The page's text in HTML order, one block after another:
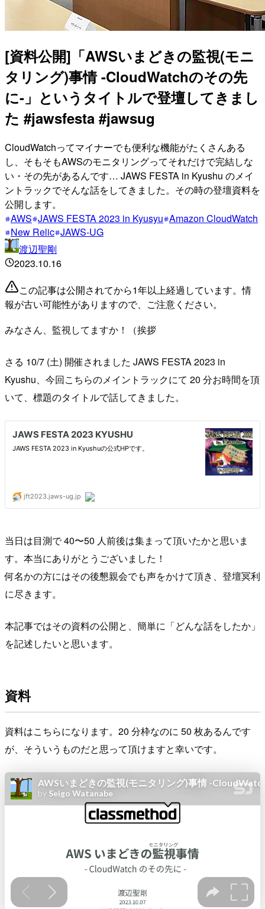
[資料公開]「AWSいまどきの監視(モニ
タリング)事情 -CloudWatchのその先
に-」というタイトルで登壇してきまし
た #jawsfesta #jawsug
CloudWatchってマイナーでも便利な機能がたくさんある
し、そもそもAWSのモニタリングってそれだけで完結しな
い・その先があるんです… JAWS FESTA in Kyushu のメイ
ントラックでそんな話をしてきました。その時の登壇資料を
公開します。
AWS JAWS FESTA 2023 in Kyusyu Amazon CloudWatch
New Relic JAWS-UG
渡辺聖剛
2023.10.16
この記事は公開されてから1年以上経過しています。情
報が古い可能性がありますので、ご注意ください。
みなさん、監視してますか！（挨拶
さる 10/7 (土) 開催されました JAWS FESTA 2023 in
Kyushu、今回こちらのメイントラックにて 20 分お時間を頂
いて、標題のタイトルで話してきました。
当日は目測で 40〜50 人前後は集まって頂いたかと思いま
す。本当にありがとうございました！
何名かの方にはその後懇親会でも声をかけて頂き、登壇冥利
に尽きます。
本記事ではその資料の公開と、簡単に「どんな話をしたか」
を記述したいと思います。
資料
資料はこちらになります。20 分枠なのに 50 枚あるんです
が、そういうものだと思って頂けますと幸いです。